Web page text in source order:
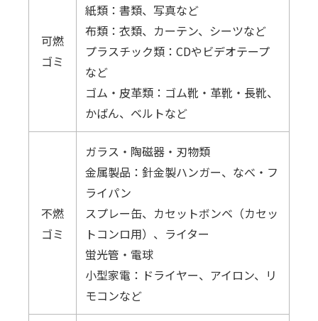
可燃
ゴミ
紙類：書類、写真など
布類：衣類、カーテン、シーツなど
プラスチック類：CDやビデオテープ
など
ゴム・皮革類：ゴム靴・革靴・長靴、
かばん、ベルトなど
不燃
ゴミ
ガラス・陶磁器・刃物類
金属製品：針金製ハンガー、なべ・フ
ライパン
スプレー缶、カセットボンベ（カセッ
トコンロ用）、ライター
蛍光管・電球
小型家電：ドライヤー、アイロン、リ
モコンなど